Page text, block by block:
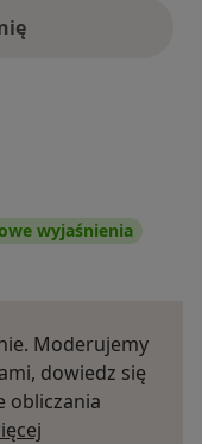
wyjaśnienia
Moderujemy
dowiedz się
obliczania